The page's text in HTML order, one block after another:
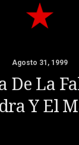
Agosto 31, 1999
De La
Y El